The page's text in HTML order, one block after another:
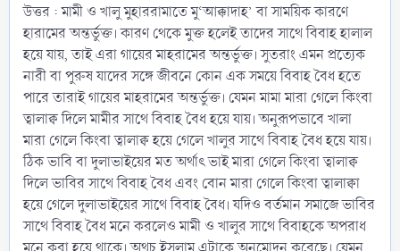
উত্তর : মামী ও খালু মুহাররামাতে মু‘আক্কাদাহ’ বা সাময়িক কারণে
হারামের অন্তর্ভুক্ত। কারণ থেকে মুক্ত হলেই তাদের সাথে বিবাহ হালাল
হয়ে যায়, তাই এরা গায়ের মাহরামের অন্তর্ভুক্ত। সুতরাং এমন প্রত্যেক
নারী বা পুরুষ যাদের সঙ্গে জীবনে কোন এক সময়ে বিবাহ বৈধ হতে
পারে তারাই গায়ের মাহরামের অন্তর্ভুক্ত। যেমন মামা মারা গেলে কিংবা
ত্বালাক্ব দিলে মামীর সাথে বিবাহ বৈধ হয়ে যায়। অনুরূপভাবে খালা
মারা গেলে কিংবা ত্বালাক্ব হয়ে গেলে খালুর সাথে বিবাহ বৈধ হয়ে যায়।
ঠিক ভাবি বা দুলাভাইয়ের মত অর্থাৎ ভাই মারা গেলে কিংবা ত্বালাক্ব
দিলে ভাবির সাথে বিবাহ বৈধ এবং বোন মারা গেলে কিংবা ত্বালাক্বা
হয়ে গেলে দুলাভাইয়ের সাথে বিবাহ বৈধ। যদিও বর্তমান সমাজে ভাবির
সাথে বিবাহ বৈধ মনে করলেও মামী ও খালুর সাথে বিবাহকে অপরাধ